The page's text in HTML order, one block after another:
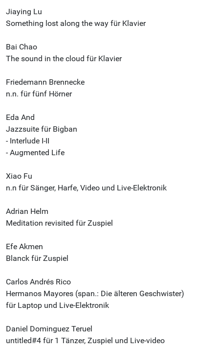
Jiaying Lu
Something lost along the way für Klavier
Bai Chao
The sound in the cloud für Klavier
Friedemann Brennecke
n.n. für fünf Hörner
Eda And
Jazzsuite für Bigban
- Interlude I-II
- Augmented Life
Xiao Fu
n.n für Sänger, Harfe, Video und Live-Elektronik
Adrian Helm
Meditation revisited für Zuspiel
Efe Akmen
Blanck für Zuspiel
Carlos Andrés Rico
Hermanos Mayores (span.: Die älteren Geschwister)
für Laptop und Live-Elektronik
Daniel Dominguez Teruel
untitled#4 für 1 Tänzer, Zuspiel und Live-video